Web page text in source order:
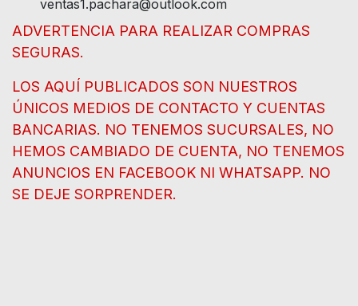
ventas1.pachara@outlook.com
ADVERTENCIA PARA REALIZAR COMPRAS
SEGURAS.
LOS AQUÍ PUBLICADOS SON NUESTROS
ÚNICOS MEDIOS DE CONTACTO Y CUENTAS
BANCARIAS. NO TENEMOS SUCURSALES, NO
HEMOS CAMBIADO DE CUENTA, NO TENEMOS
ANUNCIOS EN FACEBOOK NI WHATSAPP. NO
SE DEJE SORPRENDER.